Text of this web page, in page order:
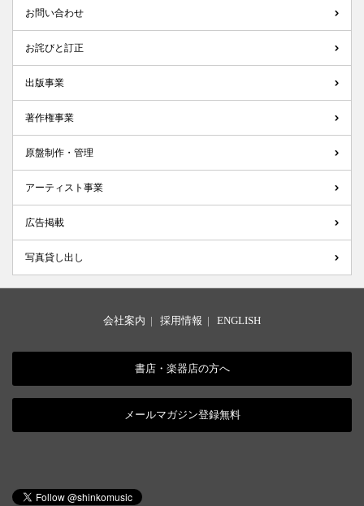
お問い合わせ
お詫びと訂正
出版事業
著作権事業
原盤制作・管理
アーティスト事業
広告掲載
写真貸し出し
会社案内 | 採用情報 | ENGLISH
書店・楽器店の方へ
メールマガジン登録無料